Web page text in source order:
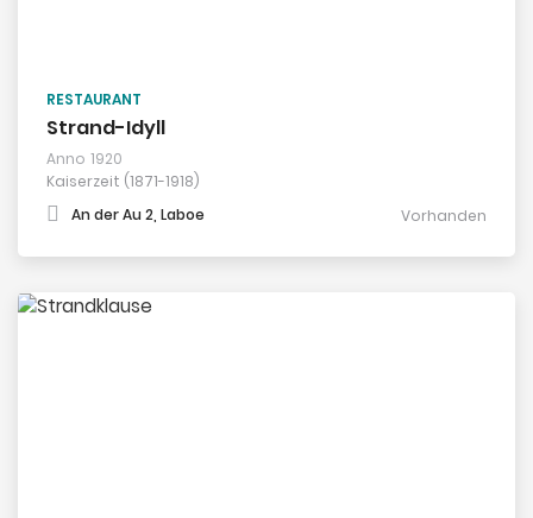
RESTAURANT
Strand-Idyll
Anno 1920
Kaiserzeit (1871-1918)
An der Au 2, Laboe
Vorhanden